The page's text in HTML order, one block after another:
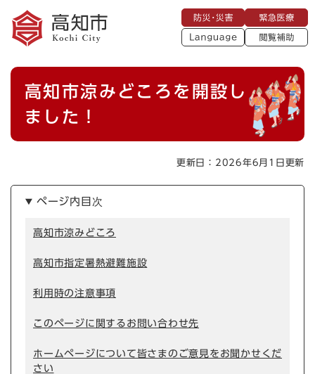
メニューを飛ばして本文へ
災
・
災
急
医
療
L
a
a
g
閲
助
本
高知市涼みどころを開設し
ました！
更新日：2026年6月1日更新
ページ内目次
高知市涼みどころ
高知市指定暑熱避難施設
利用時の注意事項
このページに関するお問い合わせ先
ホームページについて皆さまのご意見をお聞かせくだ
さい